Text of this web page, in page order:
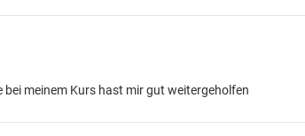
bei meinem Kurs hast mir gut weitergeholfen